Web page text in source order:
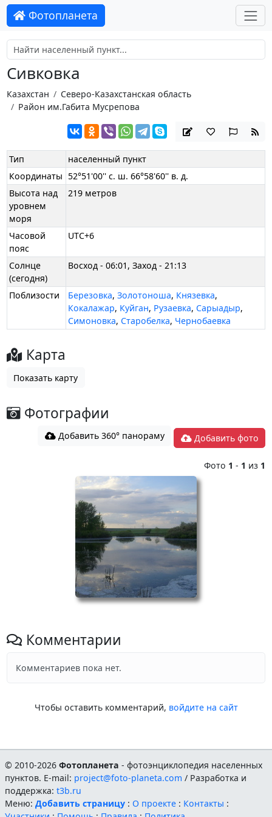
Фотопланета
Сивковка
Казахстан
Северо-Казахстанская область
Район им.Габита Мусрепова
Тип
населенный пункт
Координаты 52°51'00'' с. ш. 66°58'60'' в. д.
Высота над
уровнем
моря
219 метров
Часовой
пояс
UTC+6
Солнце
(сегодня)
Восход - 06:01, Заход - 21:13
Поблизости Березовка,Золотоноша, Князевка,
Кокалажар, Куйган, Рузаевка, Сарыадыр,
Симоновка, Старобелка, Чернобаевка
Карта
Показать карту
Фотографии
Добавить 360° панораму Добавить фото
Фото 1 - 1 из 1
Комментарии
Комментариев пока нет.
Чтобы оставить комментарий, войдите на сайт
© 2010-2026Фотопланета - фотоэнциклопедия населенных
пунктов. E-mail: project@foto-planeta.com / Разработка и
поддержка:t3b.ru
Меню:Добавить страницу : О проекте : Контакты :